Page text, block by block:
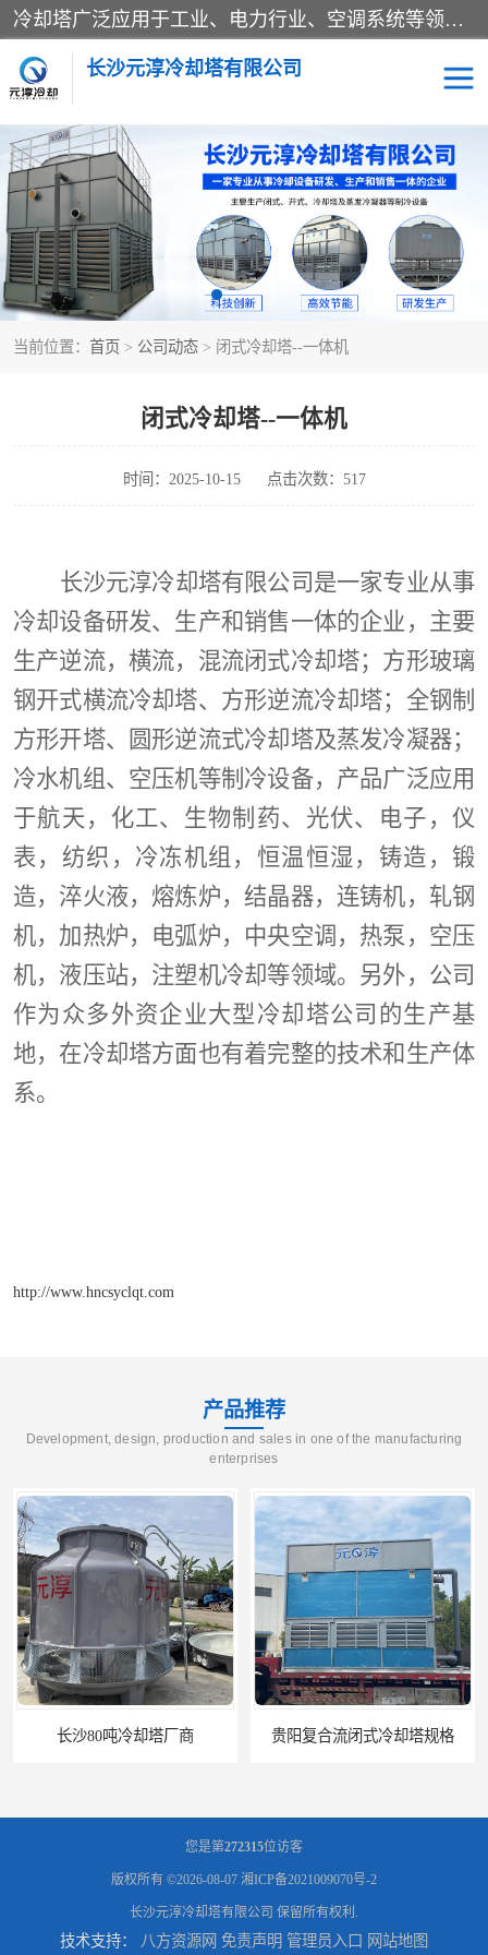
冷却塔广泛应用于工业、电力行业、空调系统等领域。在电力行业中，用于冷却发电机组的循环水；在工业生产中，如化工、冶金等行业，可降低生产过程中产生的热量；在空调系统中，为空调设备提供冷却水源
长沙元淳冷却塔有限公司
当前位置： 首页 > 公司动态 > 闭式冷却塔--一体机
闭式冷却塔--一体机
时间：2025-10-15 点击次数：517
长沙元淳冷却塔有限公司是一家专业从事
冷却设备研发、生产和销售一体的企业，主要
生产逆流，横流，混流闭式冷却塔；方形玻璃
钢开式横流冷却塔、方形逆流冷却塔；全钢制
方形开塔、圆形逆流式冷却塔及蒸发冷凝器；
冷水机组、空压机等制冷设备，产品广泛应用
于航天，化工、生物制药、光伏、电子，仪
表，纺织，冷冻机组，恒温恒湿，铸造，锻
造，淬火液，熔炼炉，结晶器，连铸机，轧钢
机，加热炉，电弧炉，中央空调，热泵，空压
机，液压站，注塑机冷却等领域。另外，公司
作为众多外资企业大型冷却塔公司的生产基
地，在冷却塔方面也有着完整的技术和生产体
系。
http://www.hncsyclqt.com
产品推荐
Development, design, production and sales in one of the manufacturing
enterprises
长沙80吨冷却塔厂商 贵阳复合流闭式冷却塔规格
您是第272315位访客
版权所有 ©2026-08-07 湘ICP备2021009070号-2
长沙元淳冷却塔有限公司 保留所有权利.
技术支持： 八方资源网 免责声明 管理员入口 网站地图
方形开式冷却塔 圆形冷却塔
闭式冷却塔 水箱
电控箱 水泵
板式换热器